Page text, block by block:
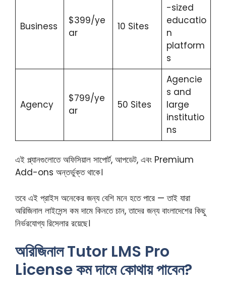
Business
$399/ye
ar
10 Sites
-sized
educatio
n
platform
s
Agency
$799/ye
ar
50 Sites
Agencie
s and
large
institutio
ns
এই প্ল্যানগুলোতে অফিসিয়াল সাপোর্ট, আপডেট, এবং Premium
Add-ons অন্তর্ভুক্ত থাকে।
তবে এই প্রাইস অনেকের জন্য বেশি মনে হতে পারে — তাই যারা
অরিজিনাল লাইসেন্স কম দামে কিনতে চান, তাদের জন্য বাংলাদেশের কিছু
নির্ভরযোগ্য রিসেলার রয়েছে।
অরিজিনাল Tutor LMS Pro
License কম দামে কোথায় পাবেন?